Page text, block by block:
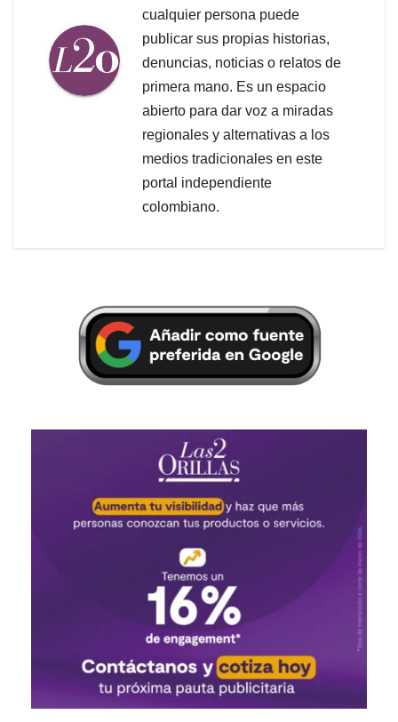
cualquier persona puede
publicar sus propias historias,
denuncias, noticias o relatos de
primera mano. Es un espacio
abierto para dar voz a miradas
regionales y alternativas a los
medios tradicionales en este
portal independiente
colombiano.